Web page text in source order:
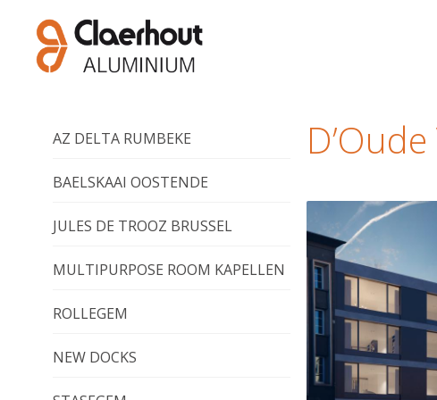
AZ DELTA RUMBEKE
BAELSKAAI OOSTENDE
JULES DE TROOZ BRUSSEL
MULTIPURPOSE ROOM KAPELLEN
ROLLEGEM
NEW DOCKS